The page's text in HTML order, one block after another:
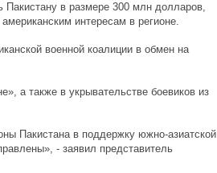
в размере 300 млн долларов,
интересам в регионе.
военной коалиции в обмен на
а также в укрывательстве боевиков из
Пакистана в поддержку южно-азиатской
- заявил представитель